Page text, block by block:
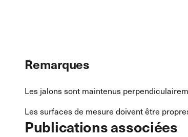
Remarques
Les jalons sont maintenus
Les surfaces de mesure doivent être
Publications associées